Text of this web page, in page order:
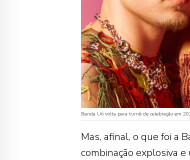
Banda Uó volta para turnê de celebração em
Mas, afinal, o que foi a
combinação explosiva